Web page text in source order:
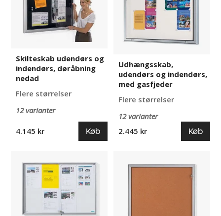
indendørs,
døråbning
nedad
Skilteskab udendørs og
indendørs, døråbning
nedad
Flere størrelser
12 varianter
4.145 kr Køb
indendørs,
gasfjeder
Udhængsskab,
udendørs og indendørs,
med gasfjeder
Flere størrelser
12 varianter
2.445 kr
Køb
indendørs
skydedøre